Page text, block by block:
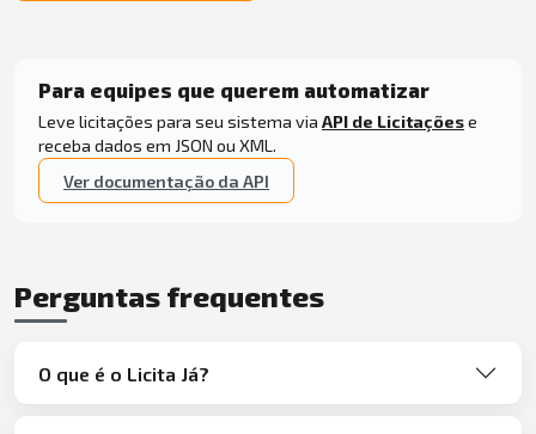
Para equipes que querem automatizar
Leve licitações para seu sistema via API de Licitaçõese
receba dados em JSON ou XML.
Ver documentação da API
Perguntas frequentes
O que é o Licita Já?